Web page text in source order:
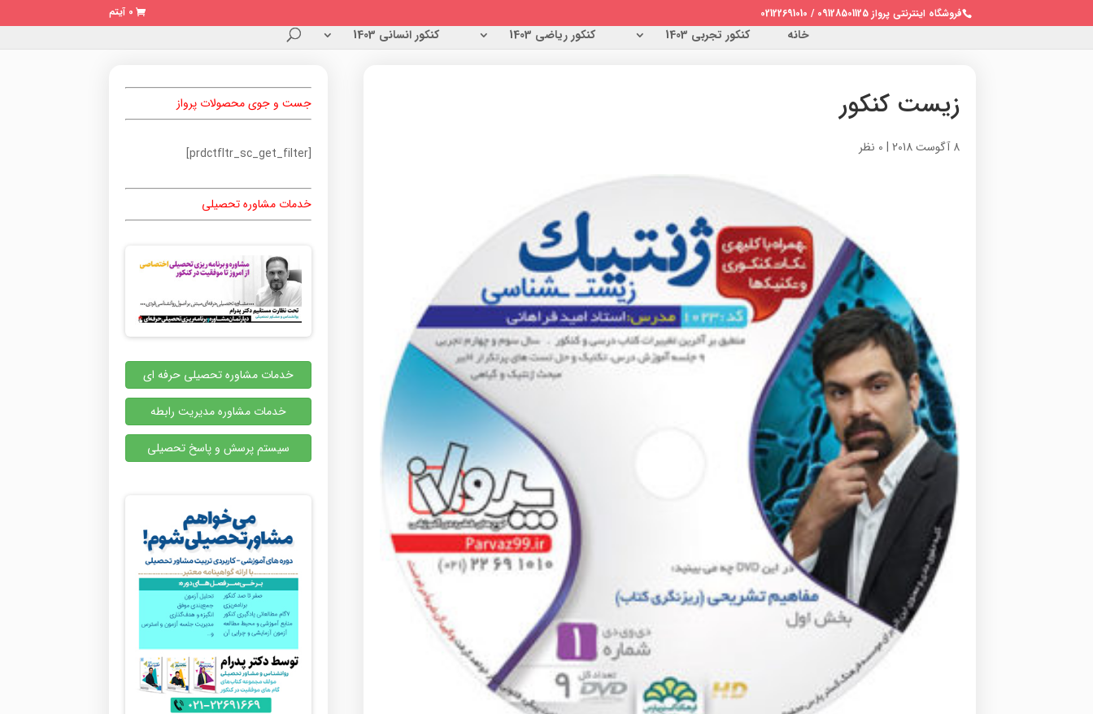
فروشگاه اینترنتی پرواز 09128501125 / 02122691010 0 آیتم
خانه کنکور تجربی 1403 کنکور ریاضی 1403 کنکور انسانی 1403
زیست کنکور
8 آگوست 2018 | 0 نظر
جست و جوی محصولات پرواز
[prdctfltr_sc_get_filter]
خدمات مشاوره تحصیلی
خدمات مشاوره تحصیلی حرفه ای
خدمات مشاوره مدیریت رابطه
سیستم پرسش و پاسخ تحصیلی